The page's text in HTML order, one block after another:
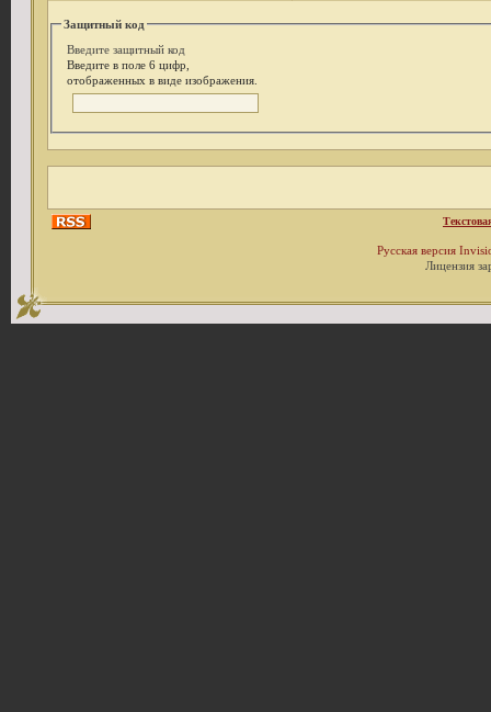
Защитный код
Введите защитный код
Введите в поле 6 цифр,
отображенных в виде изображения.
Русская версия
Лицензия